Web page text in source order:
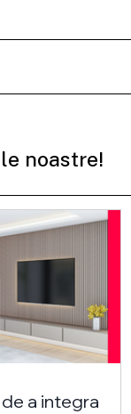
noastre!
a integra